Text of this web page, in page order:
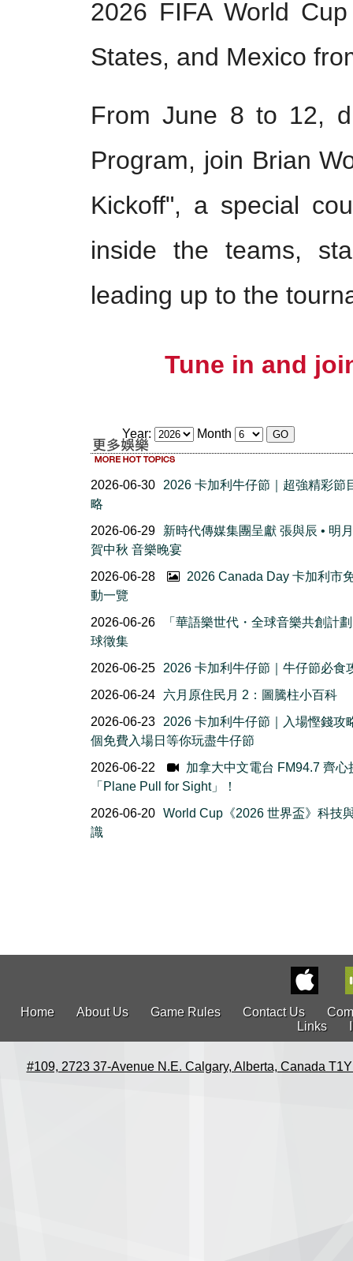
2026 FIFA World
States, and Mexico
From June 8 to 12,
Program, join Brian
Kickoff", a special
inside the teams,
leading up to the
Tune in and
Year: Month
2026-06-30
2026 卡加利牛仔節｜超強精彩節
略
2026-06-29
新時代傳媒集團呈獻 張與辰 • 明
賀中秋 音樂晚宴
2026-06-28
2026 Canada Day 卡加利市
動一覽
2026-06-26
「華語樂世代・全球音樂共創計
球徵集
2026-06-25
2026 卡加利牛仔節｜牛仔節必食
2026-06-24
六月原住民月 2：圖騰柱小百科
2026-06-23
2026 卡加利牛仔節｜入場慳錢攻
個免費入場日等你玩盡牛仔節
2026-06-22
加拿大中文電台 FM94.7 齊心
「Plane Pull for Sight」！
2026-06-20 World Cup《2026 世界盃》科技
識
Home About Us Game Rules Contact Us
Links
#109, 2723 37-Avenue N.E. Calgary, Alberta, Canada